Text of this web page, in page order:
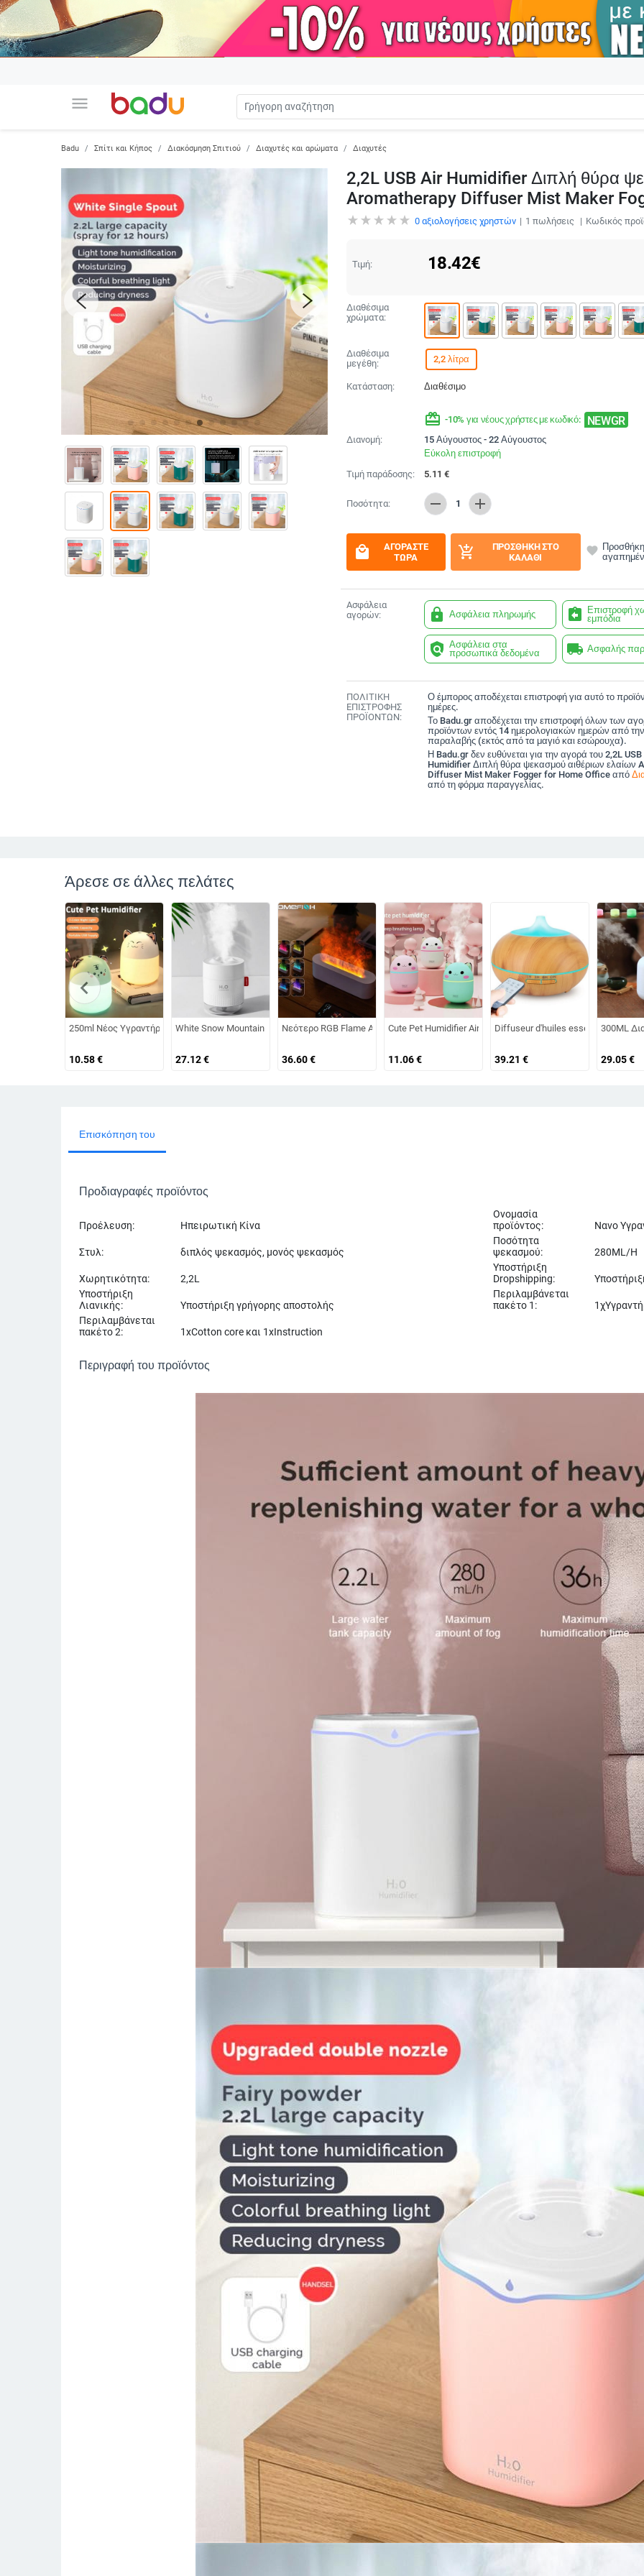
menu
Badu Σπίτι και Κήπος Διακόσμηση Σπιτιού Διαχυτές και αρώματα Διαχυτές
2,2L USB Air Humidifier Διπλή θύρα
Aromatherapy Diffuser Mist Maker
0αξιολογήσεις χρηστών 1 πωλήσεις Κωδικός
Τιμή: 18.42€
Διαθέσιμα
χρώματα:
Διαθέσιμα
μεγέθη:
2,2 λίτρα
Κατάσταση: Διαθέσιμο
redeem -10% για νέους χρήστες με κωδικό: NEWGR
Διανομή:
15 Αύγουστος - 22 Αύγουστος
Εύκολη επιστροφή
Τιμή παράδοσης:
5.11 €
Ποσότητα: remove 1 add
local_mall
ΑΓΟΡΆΣΤΕ
ΤΏΡΑ
add_shopping_cart
ΠΡΟΣΘΉΚΗ ΣΤΟ
ΚΑΛΆΘΙ
favorite
Ασφάλεια
αγορών:
lock Ασφάλεια πληρωμής assignment_return Επιστροφή
εμπόδια
policy Ασφάλεια στα
προσωπικά δεδομένα
local_shipping Ασφαλής
ΠΟΛΙΤΙΚΗ
ΕΠΙΣΤΡΟΦΗΣ
ΠΡΟΪΟΝΤΩΝ:
Ο έμπορος αποδέχεται επιστροφή για αυτό το
ημέρες.
Το Badu.gr αποδέχεται την επιστροφή όλων των
προϊόντων εντός 14 ημερολογιακών ημερών από
παραλαβής (εκτός από τα μαγιό και εσώρουχα).
Η Badu.gr δεν ευθύνεται για την αγορά του 2,2L
Humidifier Διπλή θύρα ψεκασμού αιθέριων ελαίων
Diffuser Mist Maker Fogger for Home Office από
από τη φόρμα παραγγελίας.
Άρεσε σε άλλες πελάτες
250ml Νέος Υγραντήρας Επιτραπέζιου Υγραντήρα με Πολύχρωμη Ατμόσφαιρα Ελαφρύς Διαχύτης Αρώματος Κρύου Ομίχλης Υγραντήρας
10.58€
White Snow Mountain Humidifier 500ML Ultrasonic USB Aroma Air Diffuser Καταπραϋντικό φως Aromatherapy
27.12€
Νεότερο RGB Flame Aroma Diffuser Humidifier USB Desktop Simulation Light
36.60€
Cute Pet Humidifier Air Colorful Light Diffuser αιθέριων
11.06€
Diffuseur d'huiles essentielles et
39.21 €
300ML
29.05€
chevron_left
Επισκόπηση του
Προδιαγραφές προϊόντος
Προέλευση: Ηπειρωτική Κίνα
Ονομασία
προϊόντος:
Νανο
Στυλ: διπλός ψεκασμός, μονός ψεκασμός
Ποσότητα
ψεκασμού:
280ML/H
Χωρητικότητα: 2,2L
Υποστήριξη
Dropshipping:
Υποστήριξη
Λιανικής:
Υποστήριξη γρήγορης αποστολής
Περιλαμβάνεται
πακέτο 1:
Περιλαμβάνεται
πακέτο 2:
1xCotton core και 1xInstruction
Περιγραφή του προϊόντος